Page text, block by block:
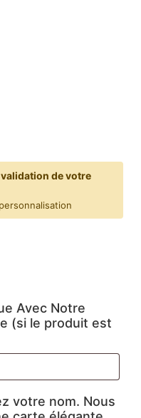
de votre
Avec Notre
(si le produit est
votre nom. Nous